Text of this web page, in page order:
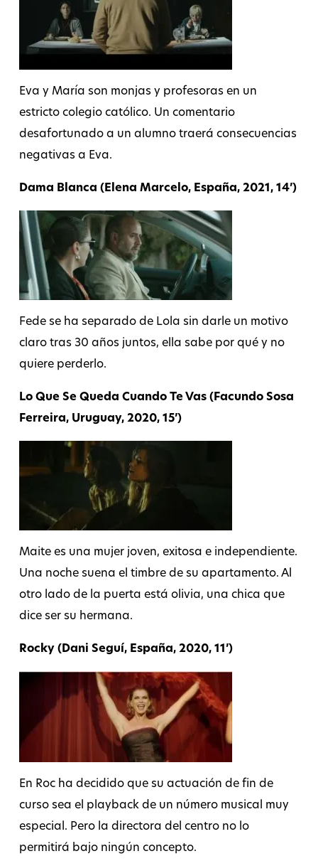
Eva y María son monjas y profesoras en un
estricto colegio católico. Un comentario
desafortunado a un alumno traerá consecuencias
negativas a Eva.
Dama Blanca (Elena Marcelo, España, 2021, 14’)
Fede se ha separado de Lola sin darle un motivo
claro tras 30 años juntos, ella sabe por qué y no
quiere perderlo.
Lo Que Se Queda Cuando Te Vas (Facundo Sosa
Ferreira, Uruguay, 2020, 15’)
Maite es una mujer joven, exitosa e independiente.
Una noche suena el timbre de su apartamento. Al
otro lado de la puerta está olivia, una chica que
dice ser su hermana.
Rocky (Dani Seguí, España, 2020, 11’)
En Roc ha decidido que su actuación de fin de
curso sea el playback de un número musical muy
especial. Pero la directora del centro no lo
permitirá bajo ningún concepto.